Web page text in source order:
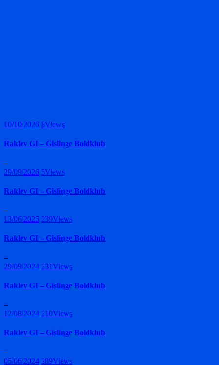
10/10/2026 8Views
Raklev GI – Gislinge Boldklub
–
29/09/2026 5Views
Raklev GI – Gislinge Boldklub
–
13/06/2025 239Views
Raklev GI – Gislinge Boldklub
–
29/09/2024 231Views
Raklev GI – Gislinge Boldklub
–
12/08/2024 210Views
Raklev GI – Gislinge Boldklub
–
05/06/2024 289Views